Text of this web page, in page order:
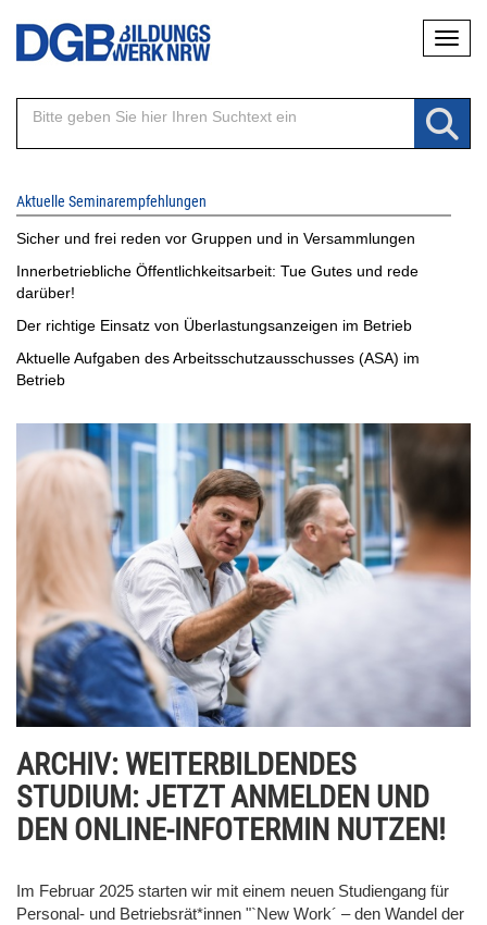
Direkt
Inhalt
Aktuelle Seminarempfehlungen
Sicher und frei reden vor Gruppen und in Versammlungen
Innerbetriebliche Öffentlichkeitsarbeit: Tue Gutes und rede
darüber!
Der richtige Einsatz von Überlastungsanzeigen im Betrieb
Aktuelle Aufgaben des Arbeitsschutzausschusses (ASA) im
Betrieb
ARCHIV: WEITERBILDENDES
STUDIUM: JETZT ANMELDEN UND
DEN ONLINE-INFOTERMIN NUTZEN!
Im Februar 2025 starten wir mit einem neuen Studiengang für
Personal- und Betriebsrät*innen "`New Work´ – den Wandel der